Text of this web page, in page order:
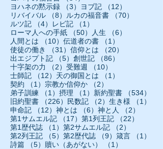
ヨハネの黙示録
（3） 3件の記事
ヨブ記 （12）
リバイバル
（8） 8件の記事
ルカの福音書 （70）
ルツ記
（4） 4件の記事
レビ記 （1）
ローマ人への手紙
（50） 50件の記事
人生 （6）
人間とは
（10） 10件の記事
伝道者の書 （1）
使徒の働き
（31） 31件の記事
信仰とは （20）
出エジプト記
（5） 5件の記事
創世記 （86）
十字架の力
（2） 2件の記事
受難週 （10）
士師記
（12） 12件の記事
天の御国とは （1）
契約
（1） 1件の記事
宗教か信仰か （2）
弟子訓練
（1） 1件の記事
摂理 （1） 1件の記事
新約聖書 （534）
旧約聖書
（226） 226件の記事
民数記 （2） 2件の記事
生き様 （1）
申命記
（12） 12件の記事
神とは （6） 6件の記事
神と人 （2）
第1サムエル記
（17） 17件の記事
第1列王記 （22）
第1歴代誌
（1） 1件の記事
第2サムエル記 （2）
第2列王記
（5） 5件の記事
第2歴代誌 （9） 9件の記事
箴言 （1）
詩篇
（5） 5件の記事
贖い（あがない） （1）